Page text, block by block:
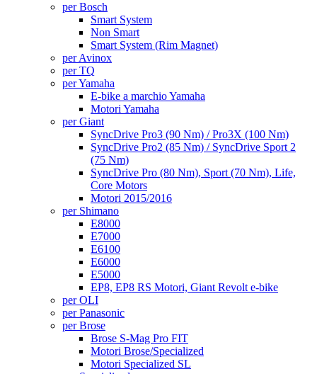
per Bosch
Smart System
Non Smart
Smart System (Rim Magnet)
per Avinox
per TQ
per Yamaha
E-bike a marchio Yamaha
Motori Yamaha
per Giant
SyncDrive Pro3 (90 Nm) / Pro3X (100 Nm)
SyncDrive Pro2 (85 Nm) / SyncDrive Sport 2
(75 Nm)
SyncDrive Pro (80 Nm), Sport (70 Nm), Life,
Core Motors
Motori 2015/2016
per Shimano
E8000
E7000
E6100
E6000
E5000
EP8, EP8 RS Motori, Giant Revolt e-bike
per OLI
per Panasonic
per Brose
Brose S-Mag Pro FIT
Motori Brose/Specialized
Motori Specialized SL